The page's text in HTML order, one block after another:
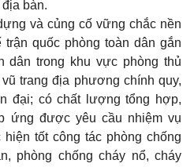
bàn.
và củng cố vững chắc nền
quốc phòng toàn dân gắn
dân trong khu vực phòng thủ
trang địa phương chính quy,
đại; có chất lượng tổng hợp,
ứng được yêu cầu nhiệm vụ
tốt công tác phòng chống
phòng chống cháy nổ, cháy